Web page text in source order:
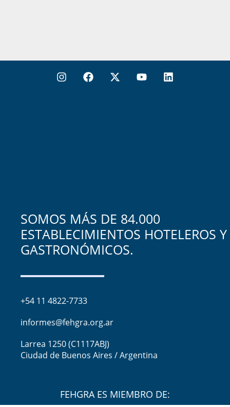
SOMOS MÁS DE 84.000
ESTABLECIMIENTOS HOTELEROS Y
GASTRONÓMICOS.
+54 11 4822-7733
informes@fehgra.org.ar
Larrea 1250 (C1117ABJ)
Ciudad de Buenos Aires / Argentina
FEHGRA ES MIEMBRO DE: